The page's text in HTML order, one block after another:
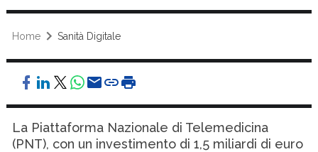
Home Sanità Digitale
La Piattaforma Nazionale di Telemedicina
(PNT), con un investimento di 1,5 miliardi di euro